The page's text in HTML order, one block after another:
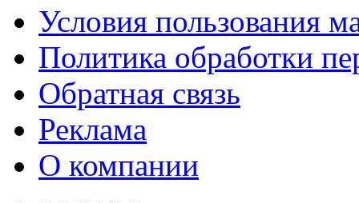
Условия пользования
Политика обработки
Обратная связь
Реклама
О компании